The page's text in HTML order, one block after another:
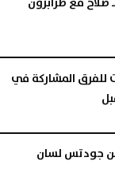
للفرق المشاركة في
جودتس لسان